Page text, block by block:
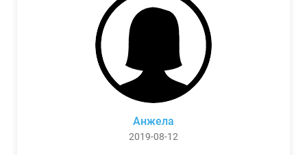
Анжела
2019-08-12